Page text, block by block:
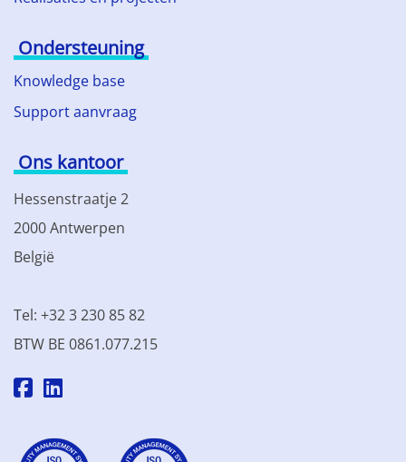
Ondersteuning
Knowledge base
Support aanvraag
Ons kantoor
Hessenstraatje 2
2000 Antwerpen
België
Tel: +32 3 230 85 82
BTW BE 0861.077.215